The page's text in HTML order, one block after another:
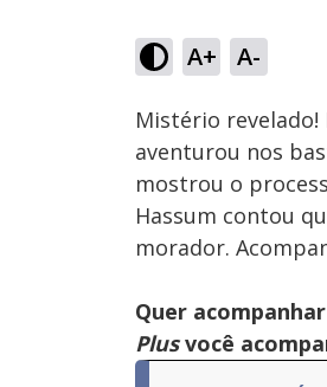
A+ A-
Ativar
Som
Mistério revelado!
aventurou nos
mostrou o
Hassum contou
morador.
Quer
Plusvocê